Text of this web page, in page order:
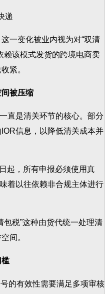
变化被业内视为对“双清
赖该模式发货的跨境电商卖
紧。
被压缩
是清关环节的核心。部分
信息，以降低清关成本并
，所有申报必须使用真
着以往依赖非合规主体进行
税”这种由货代统一处理清
间。
有效性需要满足多项审核